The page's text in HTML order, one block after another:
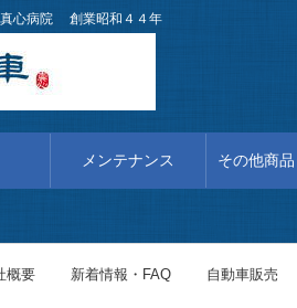
心病院 創業昭和４４年
メンテナンス その他商
概要 新着情報・FAQ 自動車販売